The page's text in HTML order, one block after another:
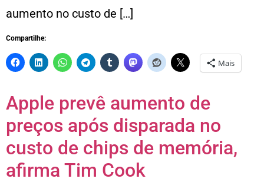
aumento no custo de […]
Compartilhe:
Mais
Apple prevê aumento de
preços após disparada no
custo de chips de memória,
afirma Tim Cook